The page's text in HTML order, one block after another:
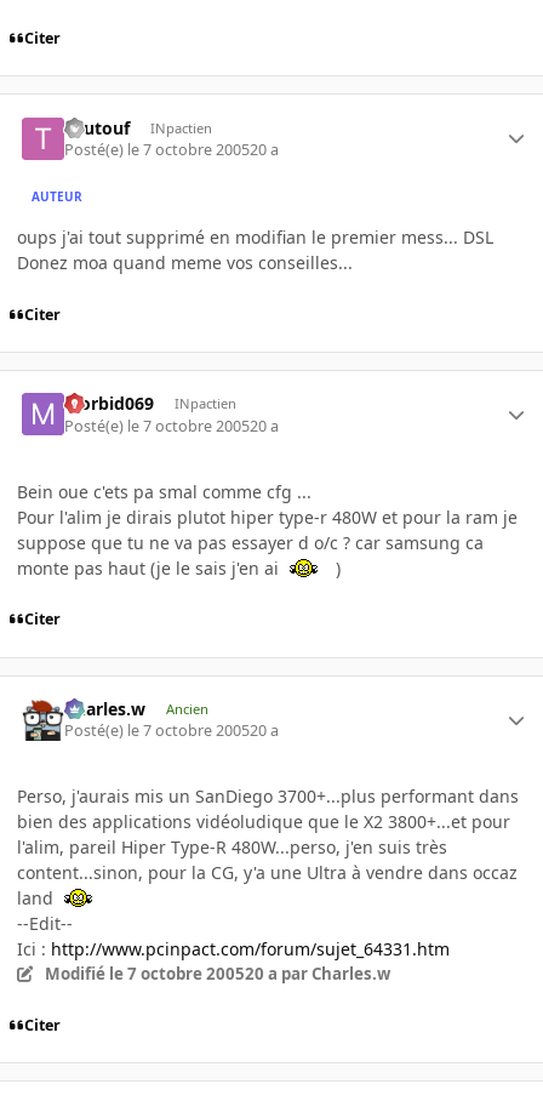
Citer
Toutouf INpactien
Posté(e) le 7 octobre 200520 a
AUTEUR
oups j'ai tout supprimé en modifian le premier mess... DSL
Donez moa quand meme vos conseilles...
Citer
Morbid069 INpactien
Posté(e) le 7 octobre 200520 a
Bein oue c'ets pa smal comme cfg ...
Pour l'alim je dirais plutot hiper type-r 480W et pour la ram je
suppose que tu ne va pas essayer d o/c ? car samsung ca
monte pas haut (je le sais j'en ai
)
Citer
Charles.w Ancien
Posté(e) le 7 octobre 200520 a
Perso, j'aurais mis un SanDiego 3700+...plus performant dans
bien des applications vidéoludique que le X2 3800+...et pour
l'alim, pareil Hiper Type-R 480W...perso, j'en suis très
content...sinon, pour la CG, y'a une Ultra à vendre dans occaz
land
--Edit--
Ici : http://www.pcinpact.com/forum/sujet_64331.htm
Modifié le 7 octobre 200520 a par Charles.w
Citer